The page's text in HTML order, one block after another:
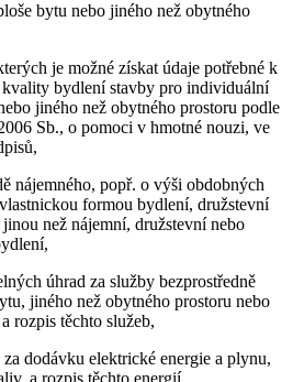
bytu nebo jiného než obytného
je možné získat údaje potřebné k
kvality bydlení stavby pro individuální
jiného než obytného prostoru podle
Sb., o pomoci v hmotné nouzi, ve
nájemného, popř. o výši obdobných
formou bydlení, družstevní
než nájemní, družstevní nebo
úhrad za služby bezprostředně
jiného než obytného prostoru nebo
rozpis těchto služeb,
dodávku elektrické energie a plynu,